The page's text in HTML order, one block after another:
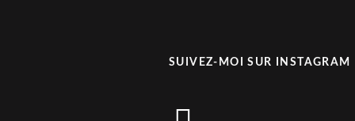
SUIVEZ-MOI SUR INSTAGRAM
instagram